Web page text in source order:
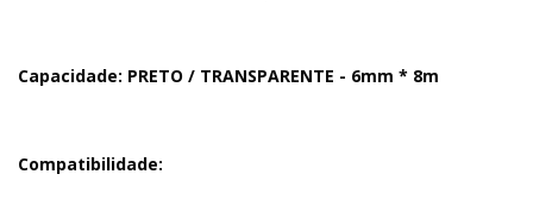
Capacidade: PRETO / TRANSPARENTE - 6mm * 8m
Compatibilidade: